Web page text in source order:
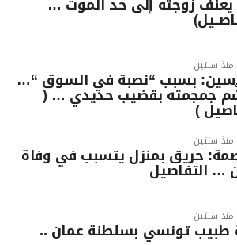
منذ سنتين
بسبب “نصبة في السوق “…
جمجمته بقضيب حديدي … (
)
منذ سنتين
حريق بمنزل يتسبب في وفاة
التفاصيل
منذ سنتين
طبيب تونسي بسلطنة عمان ..